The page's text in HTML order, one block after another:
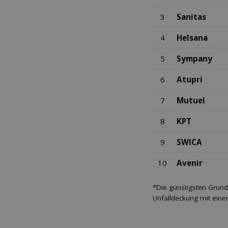
3 Sanitas
4 Helsana
5 Sympany
6 Atupri
7 Mutuel
8 KPT
9 SWICA
10 Avenir
*Die günstigsten
Unfalldeckung mit